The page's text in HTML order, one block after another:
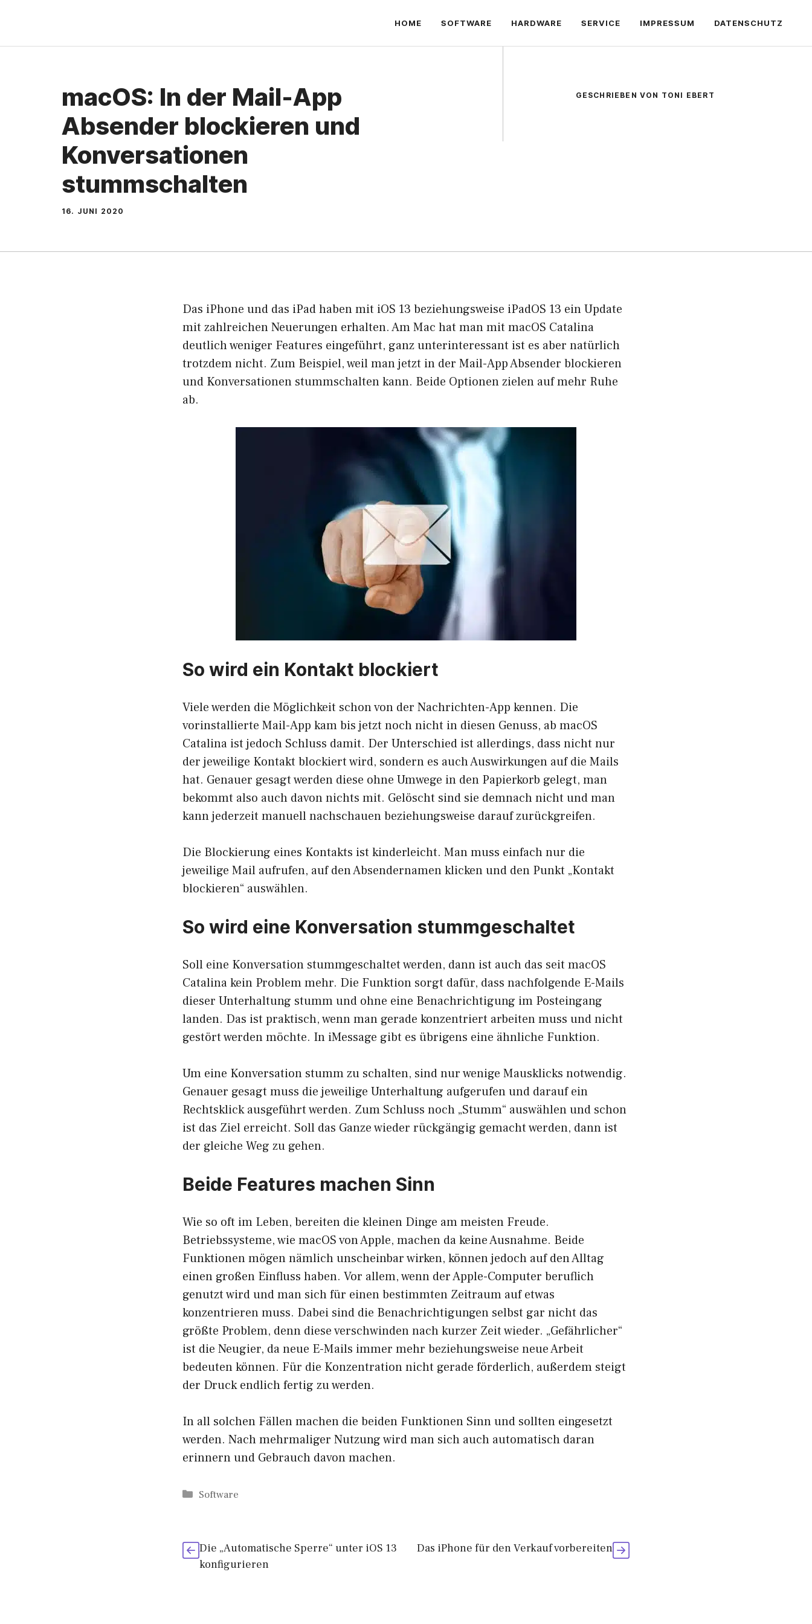
springen
HOME SOFTWARE HARDWARE SERVICE IMPRESSUM DATENSCHUTZ
macOS: In der Mail-App
Absender blockieren und
Konversationen
stummschalten
16. JUNI 2020
GESCHRIEBEN VON TONI EBERT
Das iPhone und das iPad haben mit iOS 13 beziehungsweise iPadOS 13 ein Update
mit zahlreichen Neuerungen erhalten. Am Mac hat man mit macOS Catalina
deutlich weniger Features eingeführt, ganz unterinteressant ist es aber natürlich
trotzdem nicht. Zum Beispiel, weil man jetzt in der Mail-App Absender blockieren
und Konversationen stummschalten kann. Beide Optionen zielen auf mehr Ruhe
ab.
So wird ein Kontakt blockiert
Viele werden die Möglichkeit schon von der Nachrichten-App kennen. Die
vorinstallierte Mail-App kam bis jetzt noch nicht in diesen Genuss, ab macOS
Catalina ist jedoch Schluss damit. Der Unterschied ist allerdings, dass nicht nur
der jeweilige Kontakt blockiert wird, sondern es auch Auswirkungen auf die Mails
hat. Genauer gesagt werden diese ohne Umwege in den Papierkorb gelegt, man
bekommt also auch davon nichts mit. Gelöscht sind sie demnach nicht und man
kann jederzeit manuell nachschauen beziehungsweise darauf zurückgreifen.
Die Blockierung eines Kontakts ist kinderleicht. Man muss einfach nur die
jeweilige Mail aufrufen, auf den Absendernamen klicken und den Punkt „Kontakt
blockieren“ auswählen.
So wird eine Konversation stummgeschaltet
Soll eine Konversation stummgeschaltet werden, dann ist auch das seit macOS
Catalina kein Problem mehr. Die Funktion sorgt dafür, dass nachfolgende E-Mails
dieser Unterhaltung stumm und ohne eine Benachrichtigung im Posteingang
landen. Das ist praktisch, wenn man gerade konzentriert arbeiten muss und nicht
gestört werden möchte. In iMessage gibt es übrigens eine ähnliche Funktion.
Um eine Konversation stumm zu schalten, sind nur wenige Mausklicks notwendig.
Genauer gesagt muss die jeweilige Unterhaltung aufgerufen und darauf ein
Rechtsklick ausgeführt werden. Zum Schluss noch „Stumm“ auswählen und schon
ist das Ziel erreicht. Soll das Ganze wieder rückgängig gemacht werden, dann ist
der gleiche Weg zu gehen.
Beide Features machen Sinn
Wie so oft im Leben, bereiten die kleinen Dinge am meisten Freude.
Betriebssysteme, wie macOS von Apple, machen da keine Ausnahme. Beide
Funktionen mögen nämlich unscheinbar wirken, können jedoch auf den Alltag
einen großen Einfluss haben. Vor allem, wenn der Apple-Computer beruflich
genutzt wird und man sich für einen bestimmten Zeitraum auf etwas
konzentrieren muss. Dabei sind die Benachrichtigungen selbst gar nicht das
größte Problem, denn diese verschwinden nach kurzer Zeit wieder. „Gefährlicher“
ist die Neugier, da neue E-Mails immer mehr beziehungsweise neue Arbeit
bedeuten können. Für die Konzentration nicht gerade förderlich, außerdem steigt
der Druck endlich fertig zu werden.
In all solchen Fällen machen die beiden Funktionen Sinn und sollten eingesetzt
werden. Nach mehrmaliger Nutzung wird man sich auch automatisch daran
erinnern und Gebrauch davon machen.
Kategorien
Software
Die „Automatische Sperre“ unter iOS 13
konfigurieren
Das iPhone für den Verkauf vorbereiten